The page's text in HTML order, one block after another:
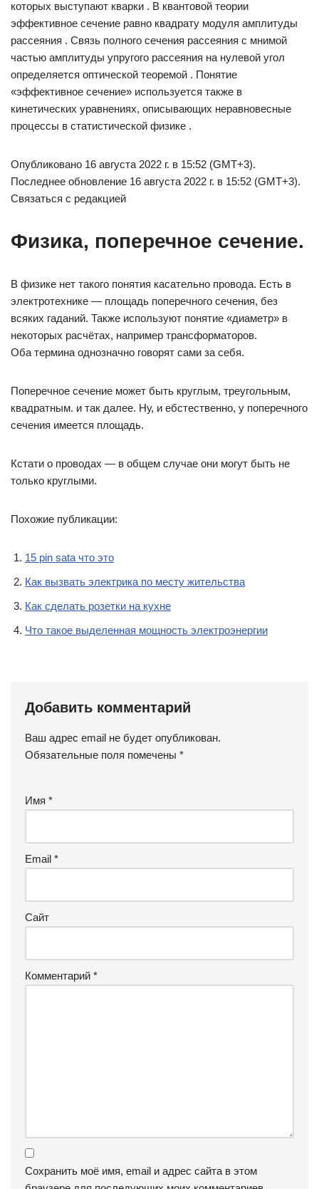
которых выступают кварки . В квантовой теории
эффективное сечение равно квадрату модуля амплитуды
рассеяния . Связь полного сечения рассеяния с мнимой
частью амплитуды упругого рассеяния на нулевой угол
определяется оптической теоремой . Понятие
«эффективное сечение» используется также в
кинетических уравнениях, описывающих неравновесные
процессы в статистической физике .
Опубликовано 16 августа 2022 г. в 15:52 (GMT+3).
Последнее обновление 16 августа 2022 г. в 15:52 (GMT+3).
Связаться с редакцией
Физика, поперечное сечение.
В физике нет такого понятия касательно провода. Есть в
электротехнике — площадь поперечного сечения, без
всяких гаданий. Также используют понятие «диаметр» в
некоторых расчётах, например трансформаторов.
Оба термина однозначно говорят сами за себя.
Поперечное сечение может быть круглым, треугольным,
квадратным. и так далее. Ну, и ебстественно, у поперечного
сечения имеется площадь.
Кстати о проводах — в общем случае они могут быть не
только круглыми.
Похожие публикации:
15 pin sata что это
Как вызвать электрика по месту жительства
Как сделать розетки на кухне
Что такое выделенная мощность электроэнергии
Добавить комментарий
Ваш адрес email не будет опубликован.
Обязательные поля помечены *
Имя *
Email *
Сайт
Комментарий *
Сохранить моё имя, email и адрес сайта в этом